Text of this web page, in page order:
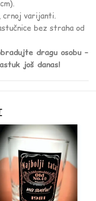
crnoj varijanti.
bez straha od
dragu osobu –
još danas!